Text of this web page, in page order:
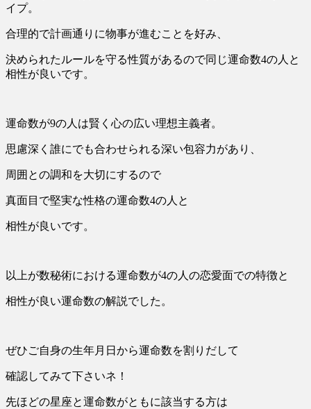
イプ。
合理的で計画通りに物事が進むことを好み、
決められたルールを守る性質があるので同じ運命数4の人と
相性が良いです。
運命数が9の人は賢く心の広い理想主義者。
思慮深く誰にでも合わせられる深い包容力があり、
周囲との調和を大切にするので
真面目で堅実な性格の運命数4の人と
相性が良いです。
以上が数秘術における運命数が4の人の恋愛面での特徴と
相性が良い運命数の解説でした。
ぜひご自身の生年月日から運命数を割りだして
確認してみて下さいネ！
先ほどの星座と運命数がともに該当する方は